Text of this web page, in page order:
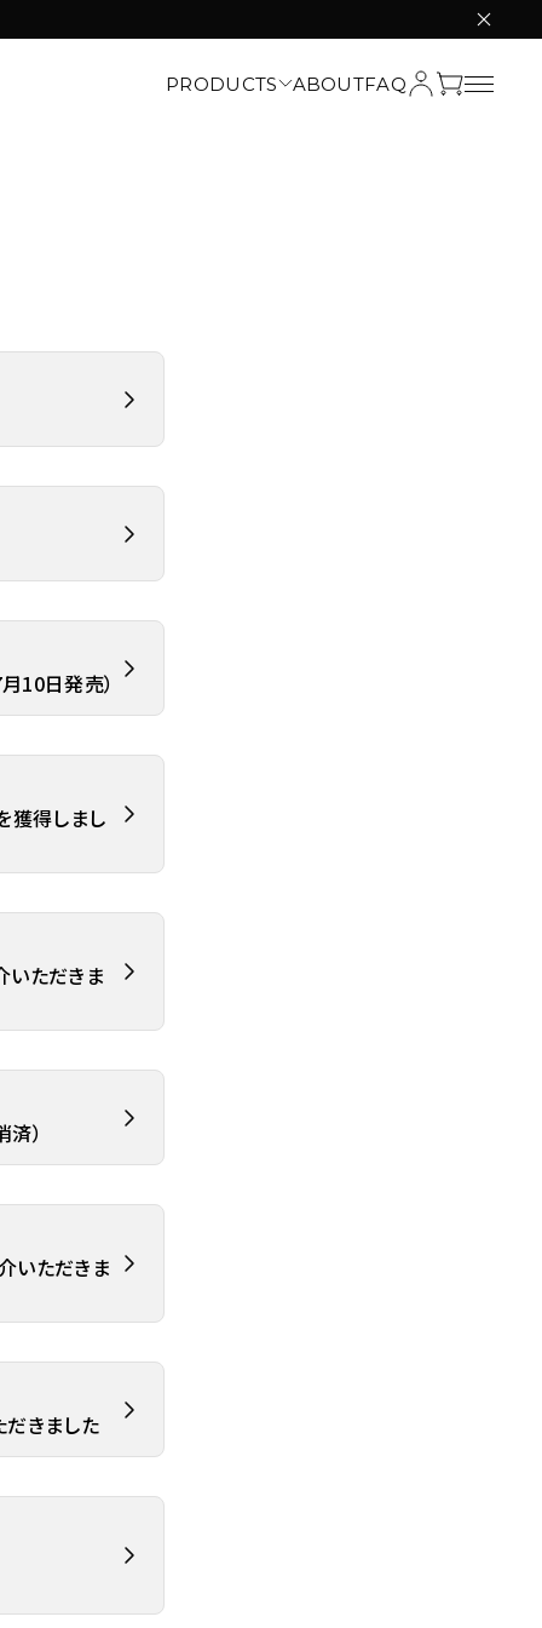
PRODUCTS ABOUTFAQ
10日発売）
獲得しまし
いただきま
）
いただきま
きました